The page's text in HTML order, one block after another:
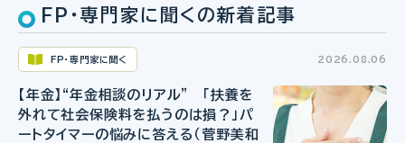
FP・専門家に聞くの新着記事
FP・専門家に聞く 2026.08.06
【年金】“年金相談のリアル” 「扶養を
外れて社会保険料を払うのは損？」パ
ートタイマーの悩みに答える（菅野美和